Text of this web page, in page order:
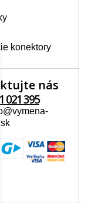
konektory
nás
021 395